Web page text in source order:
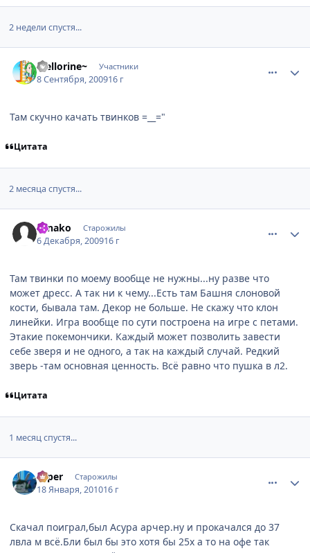
2 недели спустя...
Mellorine~ Участники
8 Сентября, 200916 г
Там скучно качать твинков =__="
Цитата
2 месяца спустя...
Ninako Старожилы
6 Декабря, 200916 г
Там твинки по моему вообще не нужны...ну разве что
может дресс. А так ни к чему...Есть там Башня слоновой
кости, бывала там. Декор не больше. Не скажу что клон
линейки. Игра вообще по сути построена на игре с петами.
Этакие покемончики. Каждый может позволить завести
себе зверя и не одного, а так на каждый случай. Редкий
зверь -там основная ценность. Всё равно что пушка в л2.
Цитата
1 месяц спустя...
Hiper Старожилы
18 Января, 201016 г
Скачал поиграл,был Асура арчер.ну и прокачался до 37
лвла м всё.Бли был бы это хотя бы 25х а то на офе так